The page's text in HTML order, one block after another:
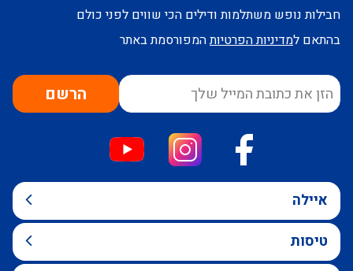
חבילות נופש משתלמות ודילים הכי שווים לפני כולם
בהתאם למדיניות הפרטיותהמפורסמת באתר
הרשם
איילה
טיסות